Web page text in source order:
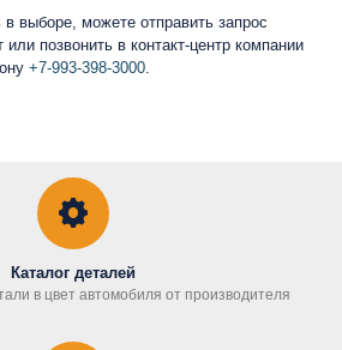
выборе, можете отправить запрос
позвонить в контакт-центр компании
+7-993-398-3000
Каталог деталей
в цвет автомобиля от производителя